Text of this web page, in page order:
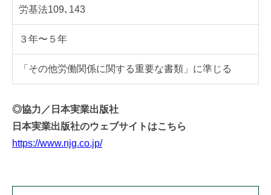
労基法109､143
３年〜５年
「その他労働関係に関する重要な書類」に準じる
◎協力／日本実業出版社
日本実業出版社のウェブサイトはこちら
https://www.njg.co.jp/